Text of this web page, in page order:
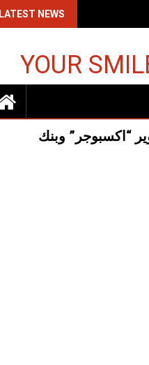
LATEST NEWS
YOUR
“اكسبوجر” وبنك